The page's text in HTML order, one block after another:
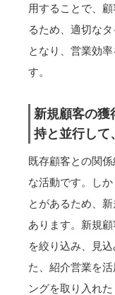
用することで、
るため、適切な
となり、営業効
す。
新規顧客の獲
持と並行して
既存顧客との関
な活動です。し
とがあるため、
あります。新規
を絞り込み、見
た、紹介営業を
ングを取り入れ